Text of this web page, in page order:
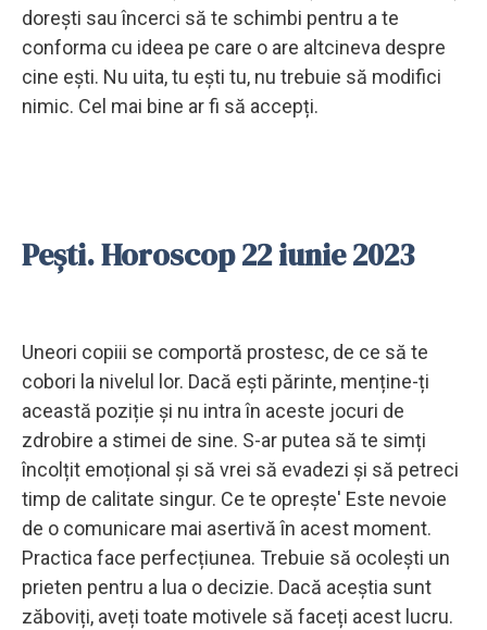
dorești sau încerci să te schimbi pentru a te
conforma cu ideea pe care o are altcineva despre
cine ești. Nu uita, tu ești tu, nu trebuie să modifici
nimic. Cel mai bine ar fi să accepți.
Pești. Horoscop 22 iunie 2023
Uneori copiii se comportă prostesc, de ce să te
cobori la nivelul lor. Dacă ești părinte, menține-ți
această poziție și nu intra în aceste jocuri de
zdrobire a stimei de sine. S-ar putea să te simți
încolțit emoțional și să vrei să evadezi și să petreci
timp de calitate singur. Ce te oprește' Este nevoie
de o comunicare mai asertivă în acest moment.
Practica face perfecțiunea. Trebuie să ocolești un
prieten pentru a lua o decizie. Dacă aceștia sunt
zăboviți, aveți toate motivele să faceți acest lucru.